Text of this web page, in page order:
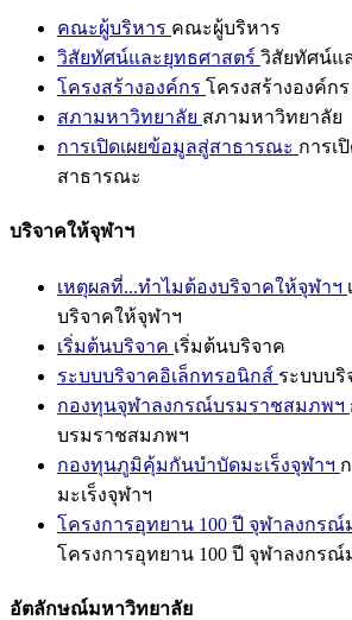
คณะผู้บริหาร คณะผู้บริหาร
วิสัยทัศน์และยุทธศาสตร์ วิสัยทัศน์แ
โครงสร้างองค์กร โครงสร้างองค์กร
สภามหาวิทยาลัย สภามหาวิทยาลัย
การเปิดเผยข้อมูลสู่สาธารณะ การเ
สาธารณะ
บริจาคให้จุฬาฯ
เหตุผลที่...ทำไมต้องบริจาคให้จุฬาฯ
บริจาคให้จุฬาฯ
เริ่มต้นบริจาค เริ่มต้นบริจาค
ระบบบริจาคอิเล็กทรอนิกส์ ระบบบริ
กองทุนจุฬาลงกรณ์บรมราชสมภพฯ
บรมราชสมภพฯ
กองทุนภูมิคุ้มกันบำบัดมะเร็งจุฬาฯ
มะเร็งจุฬาฯ
โครงการอุทยาน 100 ปี จุฬาลงกรณ์
โครงการอุทยาน 100 ปี จุฬาลงกรณ์
อัตลักษณ์มหาวิทยาลัย